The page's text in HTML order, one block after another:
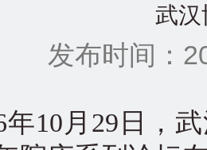
武汉
发布时间：
月29日，武